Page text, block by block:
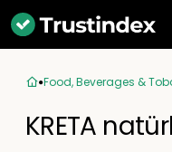
Food, Beverages &
KRETA